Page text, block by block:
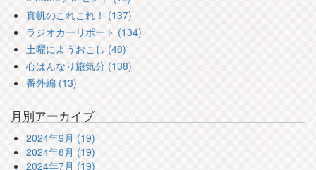
真帆のこれこれ！ (137)
ラジオカーリポート (134)
土曜にようおこし (48)
心はんなり旅気分 (138)
番外編 (13)
月別アーカイブ
2024年9月 (19)
2024年8月 (19)
2024年7月 (19)